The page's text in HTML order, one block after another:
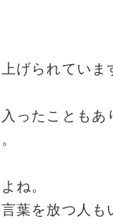
げられていま
ったこともあ
ね。
葉を放つ人も